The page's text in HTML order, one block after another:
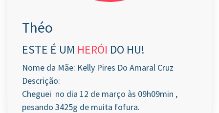
Théo
ESTE É UM HERÓI DO HU!
Nome da Mãe: Kelly Pires Do Amaral Cruz
Descrição:
Cheguei no dia 12 de março às 09h09min ,
pesando 3425g de muita fofura.